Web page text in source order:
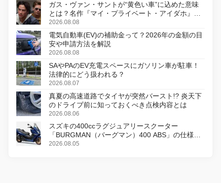
ガス・ヴァン・サントが“黄色い車”に込めた意味
とは？名作『マイ・プライベート・アイダホ』が
初のデジタルリマスター版で復活
2026.08.08
電気自動車(EV)の補助金って？2026年の金額の目
安や申請方法を解説
2026.08.08
SAやPAのEV充電スペースにガソリン車が駐車！
法律的にどう扱われる？
2026.08.07
真夏の高速道路でタイヤが突然バースト!? 炎天下
のドライブ前に知っておくべき点検内容とは
2026.08.06
スズキの400ccラグジュアリースクーター
「BURGMAN（バーグマン）400 ABS」の仕様を
変更し、8月18日に発売
2026.08.05